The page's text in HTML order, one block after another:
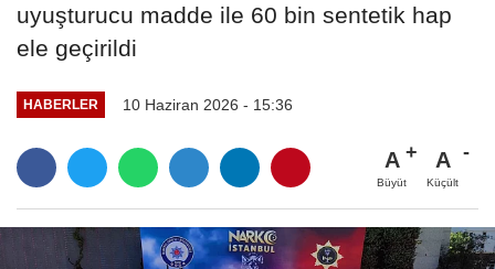
uyuşturucu madde ile 60 bin sentetik hap
ele geçirildi
HABERLER 10 Haziran 2026 - 15:36
A
Büyüt
A
Küçült